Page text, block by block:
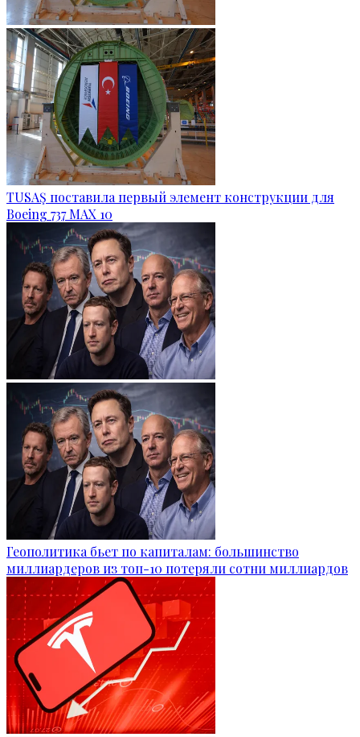
TUSAŞ поставила первый элемент конструкции для
Boeing 737 MAX 10
Геополитика бьет по капиталам: большинство
миллиардеров из топ-10 потеряли сотни миллиардов